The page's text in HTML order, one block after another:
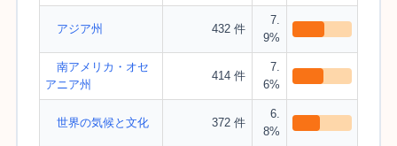
アジア州 432 件
7.
9%
南アメリカ・オセ
アニア州
414 件
7.
6%
世界の気候と文化 372 件
6.
8%